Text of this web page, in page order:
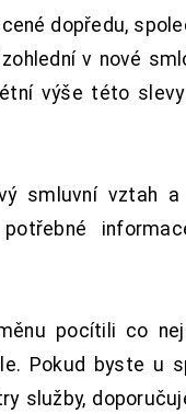
dopředu,
v nové
výše této
smluvní vztah
pocítili co
Pokud byste u
služby,